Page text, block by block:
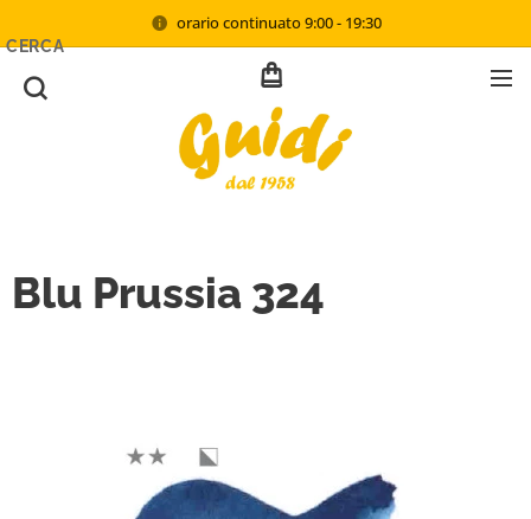
orario continuato 9:00 - 19:30
CERCA
Blu Prussia 324